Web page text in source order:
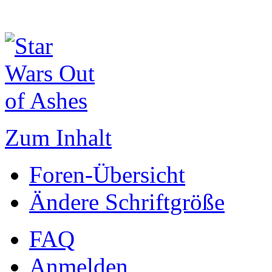
Zum Inhalt
Foren-Übersicht
Ändere Schriftgröße
FAQ
Anmelden